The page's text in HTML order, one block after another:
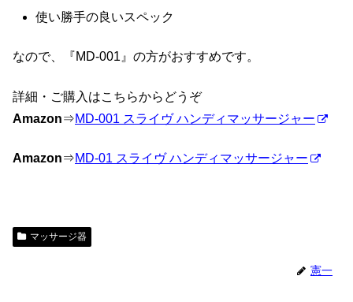
使い勝手の良いスペック
なので、『MD-001』の方がおすすめです。
詳細・ご購入はこちらからどうぞ
Amazon⇒MD-001 スライヴ ハンディマッサージャー
Amazon⇒MD-01 スライヴ ハンディマッサージャー
マッサージ器
憲一